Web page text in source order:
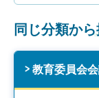
同じ分類か
教育委員会